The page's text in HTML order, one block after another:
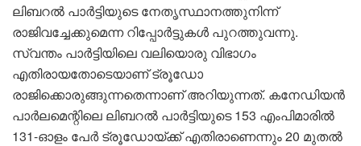
ലിബറൽ പാർട്ടിയുടെ നേതൃസ്ഥാനത്തുനിന്ന്
രാജിവച്ചേക്കുമെന്ന റിപ്പോർട്ടുകൾ പുറത്തുവന്നു.
സ്വന്തം പാർട്ടിയിലെ വലിയൊരു വിഭാഗം
എതിരായതോടെയാണ് ട്രൂഡോ
രാജിക്കൊരുങ്ങുന്നതെന്നാണ് അറിയുന്നത്. കനേഡിയൻ
പാർലമെന്റിലെ ലിബറൽ പാർട്ടിയുടെ 153 എംപിമാരിൽ
131-ഓളം പേർ ട്രൂഡോയ്ക്ക് എതിരാണെന്നും 20 മുതൽ